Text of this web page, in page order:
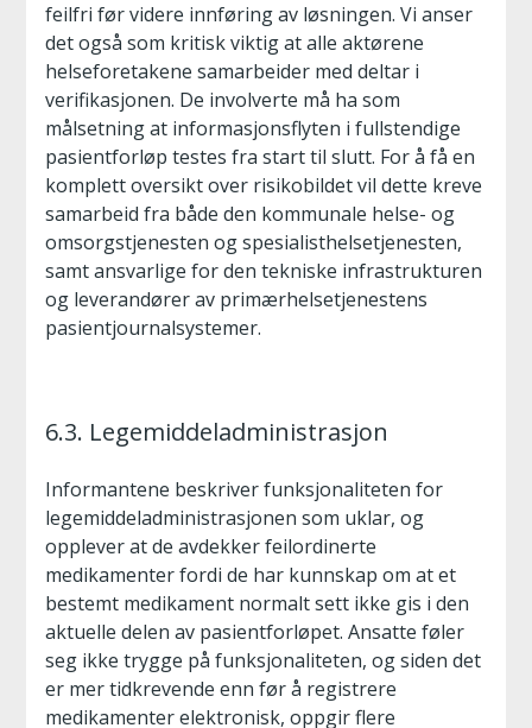
feilfri før videre innføring av løsningen. Vi anser
det også som kritisk viktig at alle aktørene
helseforetakene samarbeider med deltar i
verifikasjonen. De involverte må ha som
målsetning at informasjonsflyten i fullstendige
pasientforløp testes fra start til slutt. For å få en
komplett oversikt over risikobildet vil dette kreve
samarbeid fra både den kommunale helse- og
omsorgstjenesten og spesialisthelsetjenesten,
samt ansvarlige for den tekniske infrastrukturen
og leverandører av primærhelsetjenestens
pasientjournalsystemer.
6.3. Legemiddeladministrasjon
Informantene beskriver funksjonaliteten for
legemiddeladministrasjonen som uklar, og
opplever at de avdekker feilordinerte
medikamenter fordi de har kunnskap om at et
bestemt medikament normalt sett ikke gis i den
aktuelle delen av pasientforløpet. Ansatte føler
seg ikke trygge på funksjonaliteten, og siden det
er mer tidkrevende enn før å registrere
medikamenter elektronisk, oppgir flere